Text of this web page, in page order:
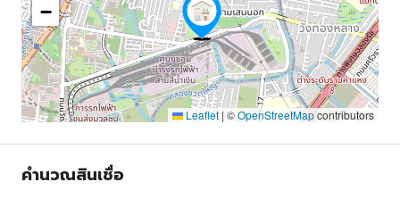
−
Leaflet | ©OpenStreetMapcontributors
คำนวณสินเชื่อ